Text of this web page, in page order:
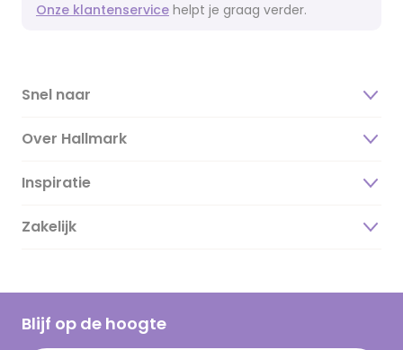
Onze klantenservice helpt je graag verder.
Snel naar
Over Hallmark
Over ons
Duurzaamheid
Hallmark Kaartclub
Inspiratie
Magazine
Cadeau inspiratie
Kaartinspiratie
Zakelijk
Blijf op de hoogte